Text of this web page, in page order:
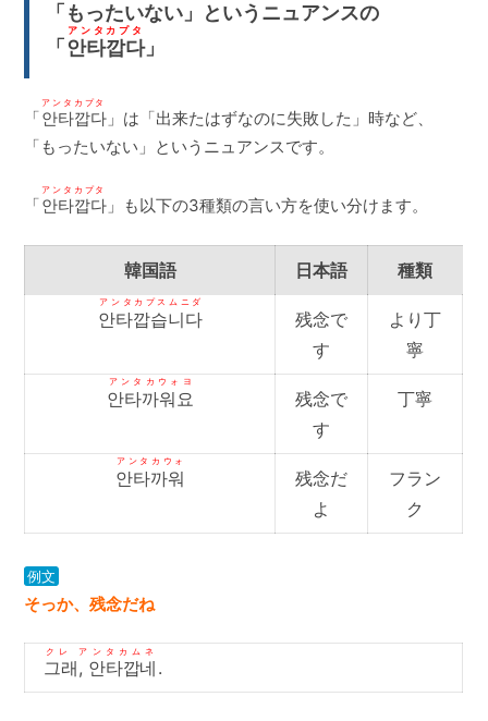
「もったいない」というニュアンスの
「 안타깝다
アンタカプタ
」
「안타깝다
アンタカプタ
」は「出来たはずなのに失敗した」時など、
「もったいない」というニュアンスです。
「안타깝다
アンタカプタ
」も以下の3種類の言い方を使い分けます。
韓国語 日本語 種類
안타깝습니다
アンタカプスムニダ
残念で
す
より丁
寧
안타까워요
アンタカウォヨ
残念で
す
丁寧
안타까워
アンタカウォ
残念だ
よ
フラン
ク
例文
そっか、残念だね
그래, 안타깝네
クレ アンタカムネ
.